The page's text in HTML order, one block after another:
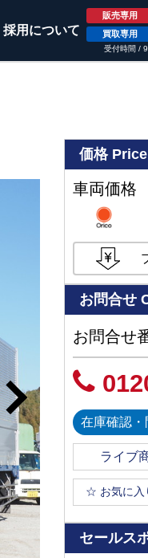
採用について
販売専用
買取専用
受付時間 /
価格Price
車両価格
お問合せ
お問合
在庫確認・
ライブ
☆ お気に入
セールス